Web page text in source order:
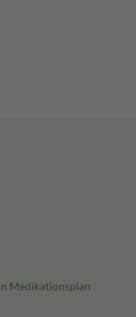
Medikationsplan